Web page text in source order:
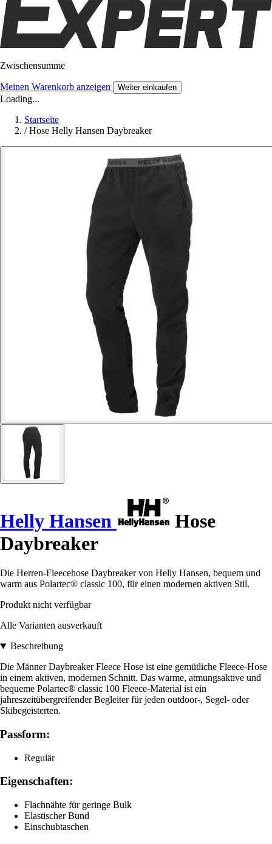
Zwischensumme
Meinen Warenkorb anzeigen Weiter einkaufen
Loading...
Startseite
/ Hose Helly Hansen Daybreaker
Helly Hansen
Hose
Daybreaker
Die Herren-Fleecehose Daybreaker von Helly Hansen, bequem und
warm aus Polartec® classic 100, für einen modernen aktiven Stil.
Produkt nicht verfügbar
Alle Varianten ausverkauft
Beschreibung
Die Männer Daybreaker Fleece Hose ist eine gemütliche Fleece-Hose
in einem aktiven, modernen Schnitt. Das warme, atmungsaktive und
bequeme Polartec® classic 100 Fleece-Material ist ein
jahreszeitübergreifender Begleiter für jeden outdoor-, Segel- oder
Skibegeisterten.
Passform:
Regulär
Eigenschaften:
Flachnähte für geringe Bulk
Elastischer Bund
Einschubtaschen